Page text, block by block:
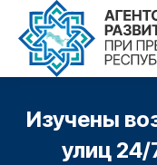
Изучены
улиц 24/